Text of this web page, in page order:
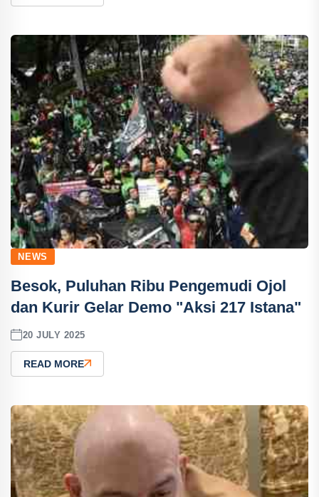
NEWS
Besok, Puluhan Ribu Pengemudi Ojol
dan Kurir Gelar Demo "Aksi 217 Istana"
20 JULY 2025
READ MORE